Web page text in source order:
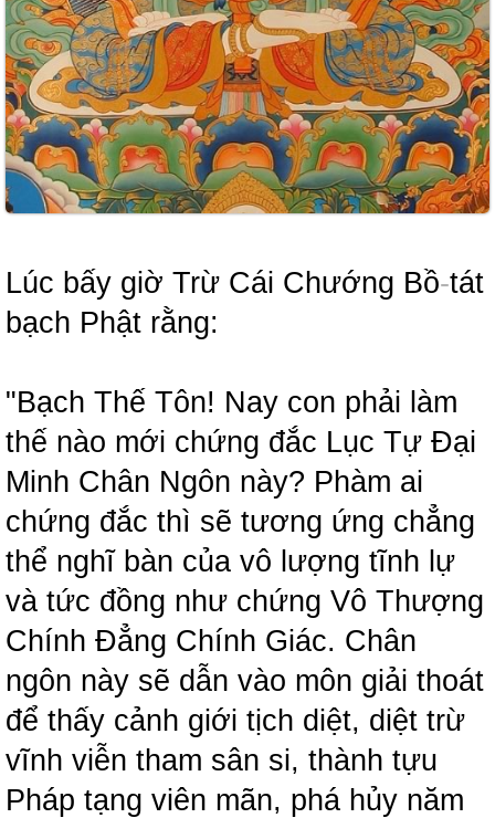
Lúc bấy giờ Trừ Cái Chướng Bồ-tát
bạch Phật rằng:
"Bạch Thế Tôn! Nay con phải làm
thế nào mới chứng đắc Lục Tự Đại
Minh Chân Ngôn này? Phàm ai
chứng đắc thì sẽ tương ứng chẳng
thể nghĩ bàn của vô lượng tĩnh lự
và tức đồng như chứng Vô Thượng
Chính Đẳng Chính Giác. Chân
ngôn này sẽ dẫn vào môn giải thoát
để thấy cảnh giới tịch diệt, diệt trừ
vĩnh viễn tham sân si, thành tựu
Pháp tạng viên mãn, phá hủy năm